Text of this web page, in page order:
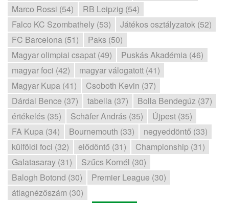
Marco Rossi (54)
RB Leipzig (54)
Falco KC Szombathely (53)
Játékos osztályzatok (52)
FC Barcelona (51)
Paks (50)
Magyar olimpiai csapat (49)
Puskás Akadémia (46)
magyar foci (42)
magyar válogatott (41)
Magyar Kupa (41)
Csoboth Kevin (37)
Dárdai Bence (37)
tabella (37)
Bolla Bendegúz (37)
értékelés (35)
Schäfer András (35)
Újpest (35)
FA Kupa (34)
Bournemouth (33)
negyeddöntő (33)
külföldi foci (32)
elődöntő (31)
Championship (31)
Galatasaray (31)
Szűcs Kornél (30)
Balogh Botond (30)
Premier League (30)
átlagnézőszám (30)